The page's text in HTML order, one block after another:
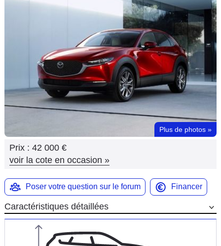
Forum
Marques
Plus de photos »
Prix : 42 000 €
voir la cote en occasion »
Poser votre question sur le forum Financer
Caractéristiques détaillées